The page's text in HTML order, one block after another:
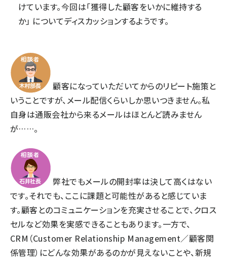
けています。今回は「獲得した顧客をいかに維持する
か」 についてディスカッションするようです。
顧客になっていただいてからのリピート施策と
いうことですが、メール配信くらいしか思いつきません。私
自身は通販会社から来るメールはほとんど読みません
が……。
弊社でもメールの開封率は決して高くはない
です。それでも、ここに課題と可能性があると感じていま
す。顧客とのコミュニケーションを充実させることで、クロス
セルなど効果を実感できることもあります。一方で、
CRM（Customer Relationship Management／顧客関
係管理）にどんな効果があるのかが見えないことや、新規